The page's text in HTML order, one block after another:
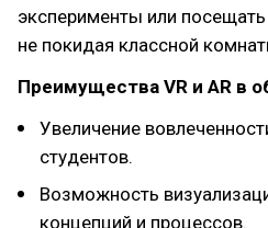
эксперименты или
не покидая классной
Преимущества VR и AR в
Увеличение
студентов.
Возможность
концепций и процессов.